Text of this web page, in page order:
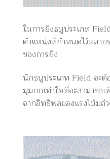
ในการยิงธนูประเภท
ตำแหน่งที่กำหนดไว้หลา
ของการยิง
นักธนูประเภท Field จะต้
มุมยกเท่าใดที่จะสามารถ
จากอิทธิพลของแรงโน้มถ่